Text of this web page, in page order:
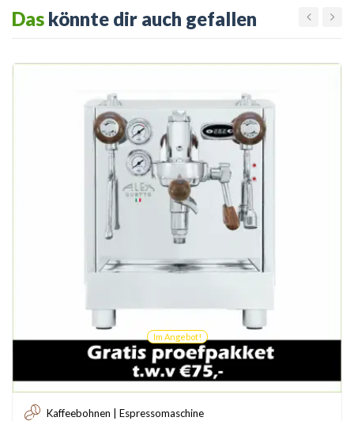
Das könnte dir auch gefallen
Im Angebot!
Kaffeebohnen | Espressomaschine